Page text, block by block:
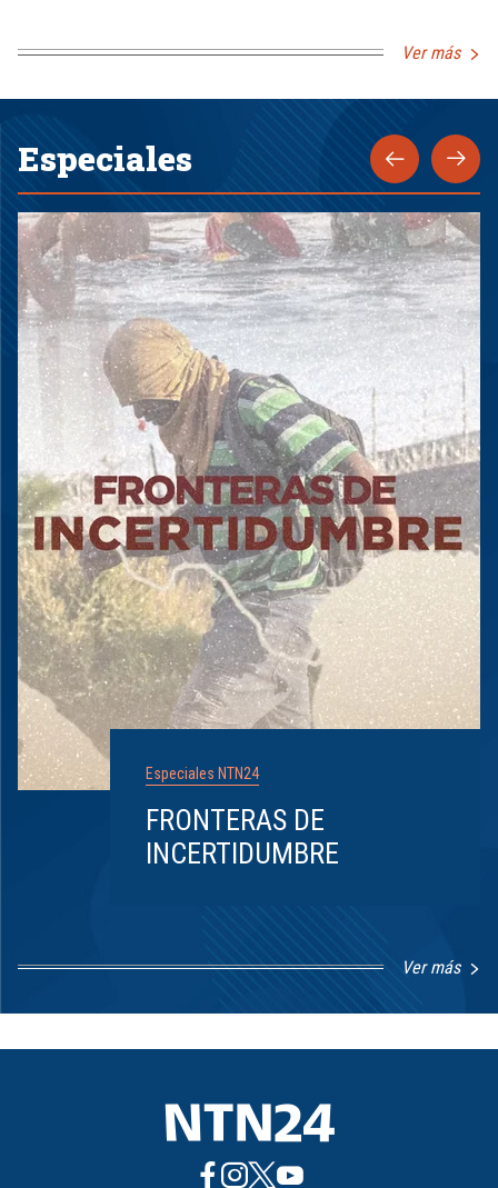
Ver más
Especiales
Especiales NTN24
FRONTERAS DE
INCERTIDUMBRE
Ver más
8